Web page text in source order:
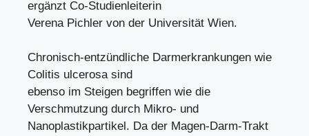
ergänzt Co-Studienleiterin
Verena Pichler von der Universität Wien.
Chronisch-entzündliche Darmerkrankungen wie
Colitis ulcerosa sind
ebenso im Steigen begriffen wie die
Verschmutzung durch Mikro- und
Nanoplastikpartikel. Da der Magen-Darm-Trakt